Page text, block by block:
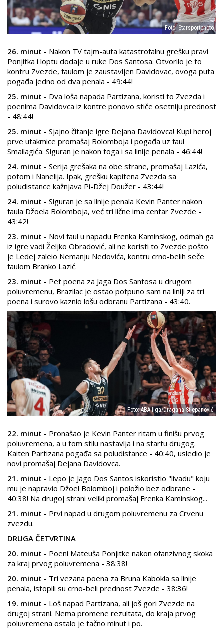
Foto: Starsportphoto
26. minut - Nakon TV tajm-auta katastrofalnu grešku pravi
Ponjitka i loptu dodaje u ruke Dos Santosa. Otvorilo je to
kontru Zvezde, faulom je zaustavljen Davidovac, ovoga puta
pogađa jedno od dva penala - 49:44!
25. minut - Dva loša napada Partizana, koristi to Zvezda i
poenima Davidovca iz kontre ponovo stiče osetniju prednost
- 48:44!
25. minut - Sjajno čitanje igre Dejana Davidovca! Kupi heroj
prve utakmice promašaj Bolomboja i pogađa uz faul
Smailagića. Siguran je nakon toga i sa linije penala - 46:44!
24. minut - Serija grešaka na obe strane, promašaj Lazića,
potom i Nanelija. Ipak, grešku kapitena Zvezda sa
poludistance kažnjava Pi-Džej Doužer - 43:44!
24. minut - Siguran je sa linije penala Kevin Panter nakon
faula Džoela Bolomboja, već tri lične ima centar Zvezde -
43:42!
23. minut - Novi faul u napadu Frenka Kaminskog, odmah ga
iz igre vadi Željko Obradović, ali ne koristi to Zvezde pošto
je Ledej zaleio Nemanju Nedovića, kontru crno-belih seče
faulom Branko Lazić.
23. minut - Pet poena za Jaga Dos Santosa u drugom
poluvremenu, Brazilac je ostao potpuno sam na liniji za tri
poena i surovo kaznio lošu odbranu Partizana - 43:40.
Foto: ABA liga/Dragana Stjepanović
22. minut - Pronašao je Kevin Panter ritam u finišu prvog
poluvremena, a u tom stilu nastavlja i na startu drugog.
Kaiten Partizana pogađa sa poludistance - 40:40, usledio je
novi promašaj Dejana Davidovca.
21. minut - Lepo je Jago Dos Santos iskoristio "livadu" koju
mu je napravio Džoel Bolomboj i položio bez odbrane -
40:38! Na drugoj strani veliki promašaj Frenka Kaminskog...
21. minut - Prvi napad u drugom poluvremenu za Crvenu
zvezdu.
DRUGA ČETVRTINA
20. minut - Poeni Mateuša Ponjitke nakon ofanzivnog skoka
za kraj prvog poluvremena - 38:38!
20. minut - Tri vezana poena za Bruna Kabokla sa linije
penala, istopili su crno-beli prednost Zvezde - 38:36!
19. minut - Loš napad Partizana, ali još gori Zvezde na
drugoj strani. Nema promene rezultata, do kraja prvog
poluvremena ostalo je tačno minut i po.